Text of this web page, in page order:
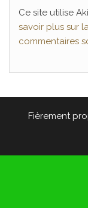
Ce site utilise
savoir plus sur
commentaires
Fièrement